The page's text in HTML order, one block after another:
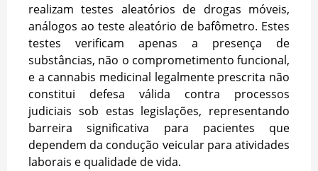
realizam testes aleatórios de drogas móveis,
análogos ao teste aleatório de bafômetro. Estes
testes verificam apenas a presença de
substâncias, não o comprometimento funcional,
e a cannabis medicinal legalmente prescrita não
constitui defesa válida contra processos
judiciais sob estas legislações, representando
barreira significativa para pacientes que
dependem da condução veicular para atividades
laborais e qualidade de vida.